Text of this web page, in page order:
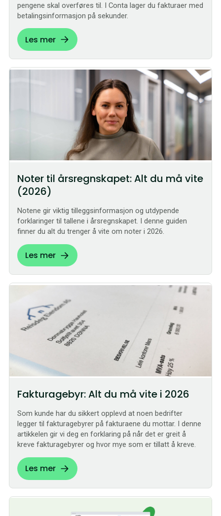
pengene skal overføres til. I Conta lager du fakturaer med
betalingsinformasjon på sekunder.
Les mer
Noter til årsregnskapet: Alt du må vite
(2026)
Notene gir viktig tilleggsinformasjon og utdypende
forklaringer til tallene i årsregnskapet. I denne guiden
finner du alt du trenger å vite om noter i 2026.
Les mer
Fakturagebyr: Alt du må vite i 2026
Som kunde har du sikkert opplevd at noen bedrifter
legger til fakturagebyrer på fakturaene du mottar. I denne
artikkelen gir vi deg en forklaring på når det er greit å
kreve fakturagebyrer og hvor mye som er tillatt å kreve.
Les mer